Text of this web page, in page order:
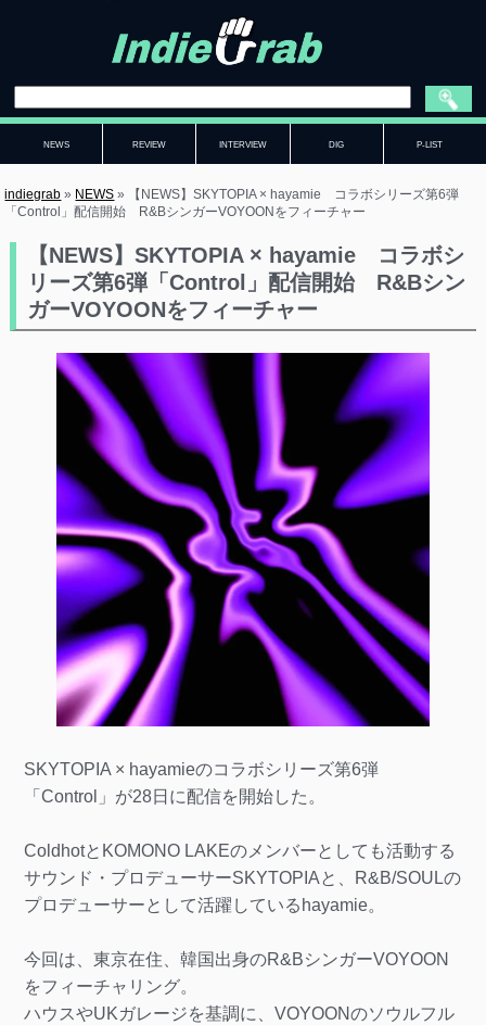
NEWS REVIEW INTERVIEW DIG P-LIST
indiegrab » NEWS »
【NEWS】SKYTOPIA × hayamie コラボシリーズ第6弾
「Control」配信開始 R&BシンガーVOYOONをフィーチャー
【NEWS】SKYTOPIA × hayamie コラボシ
リーズ第6弾「Control」配信開始 R&Bシン
ガーVOYOONをフィーチャー
SKYTOPIA × hayamieのコラボシリーズ第6弾
「Control」が28日に配信を開始した。
ColdhotとKOMONO LAKEのメンバーとしても活動する
サウンド・プロデューサーSKYTOPIAと、R&B/SOULの
プロデューサーとして活躍しているhayamie。
今回は、東京在住、韓国出身のR&BシンガーVOYOON
をフィーチャリング。
ハウスやUKガレージを基調に、VOYOONのソウルフル